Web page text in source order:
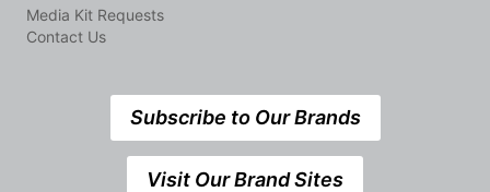
Media Kit Requests
Contact Us
Subscribe to Our Brands
Visit Our Brand Sites